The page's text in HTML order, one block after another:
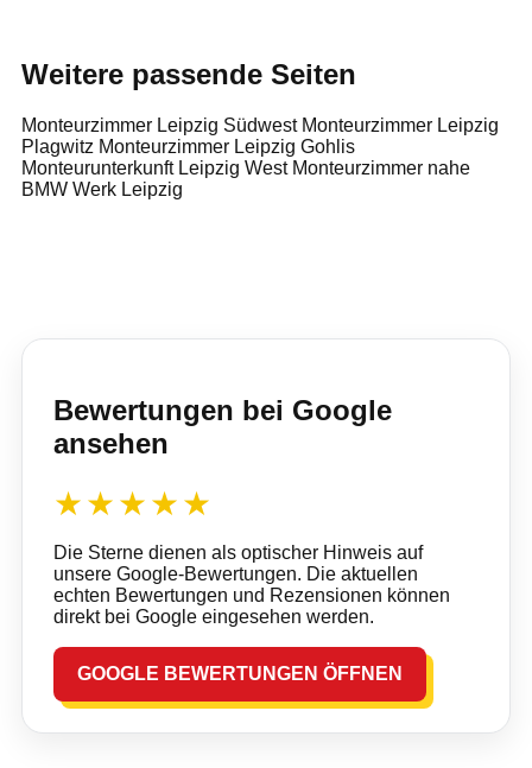
Weitere passende Seiten
Monteurzimmer Leipzig Südwest Monteurzimmer Leipzig
Plagwitz Monteurzimmer Leipzig Gohlis
Monteurunterkunft Leipzig West Monteurzimmer nahe
BMW Werk Leipzig
Bewertungen bei Google
ansehen
★★★★★
Die Sterne dienen als optischer Hinweis auf
unsere Google-Bewertungen. Die aktuellen
echten Bewertungen und Rezensionen können
direkt bei Google eingesehen werden.
GOOGLE BEWERTUNGEN ÖFFNEN